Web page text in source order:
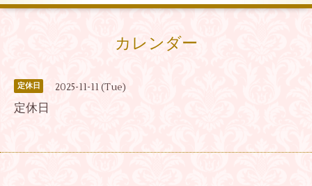
カレンダー
定休日 2025-11-11 (Tue)
定休日